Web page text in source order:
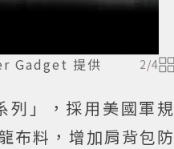
Gadget 提供 2/4
列」，採用美國軍規
布料，增加肩背包防